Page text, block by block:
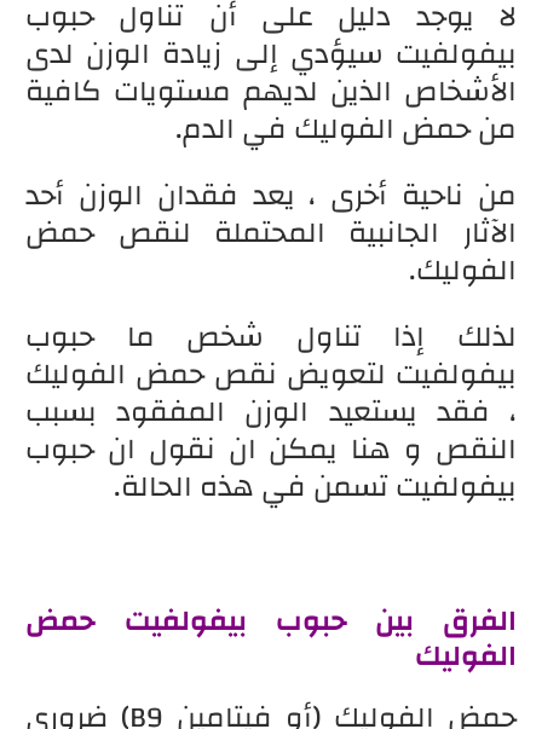
لا يوجد دليل على أن تناول حبوب
بيفولفيت سيؤدي إلى زيادة الوزن لدى
الأشخاص الذين لديهم مستويات كافية
من حمض الفوليك في الدم.
من ناحية أخرى ، يعد فقدان الوزن أحد
الآثار الجانبية المحتملة لنقص حمض
الفوليك.
لذلك إذا تناول شخص ما حبوب
بيفولفيت لتعويض نقص حمض الفوليك
، فقد يستعيد الوزن المفقود بسبب
النقص و هنا يمكن ان نقول ان حبوب
بيفولفيت تسمن في هذه الحالة.
الفرق بين حبوب بيفولفيت حمض
الفوليك